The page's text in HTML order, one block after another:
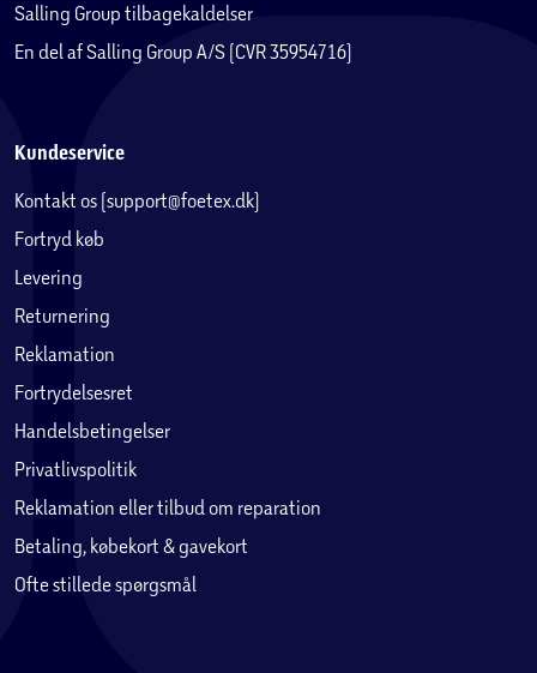
Salling Group tilbagekaldelser
En del af Salling Group A/S (CVR 35954716)
Kundeservice
Kontakt os (support@foetex.dk)
Fortryd køb
Levering
Returnering
Reklamation
Fortrydelsesret
Handelsbetingelser
Privatlivspolitik
Reklamation eller tilbud om reparation
Betaling, købekort & gavekort
Ofte stillede spørgsmål